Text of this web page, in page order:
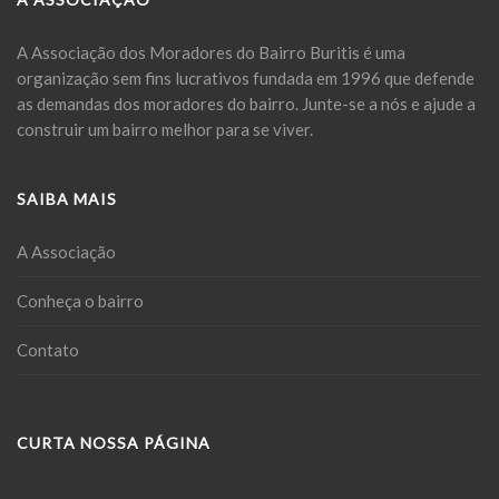
A Associação dos Moradores do Bairro Buritis é uma
organização sem fins lucrativos fundada em 1996 que defende
as demandas dos moradores do bairro. Junte-se a nós e ajude a
construir um bairro melhor para se viver.
SAIBA MAIS
A Associação
Conheça o bairro
Contato
CURTA NOSSA PÁGINA